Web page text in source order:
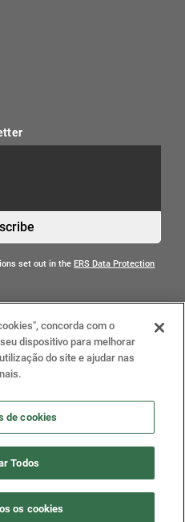
set out in theERS Data Protection
Authority (ERS). All rights
concorda com o
dispositivo para melhorar
do site e ajudar nas
de cookies
Todos
os cookies